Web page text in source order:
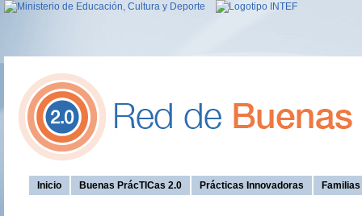
Inicio Buenas PrácTICas 2.0 Prácticas Innovadoras